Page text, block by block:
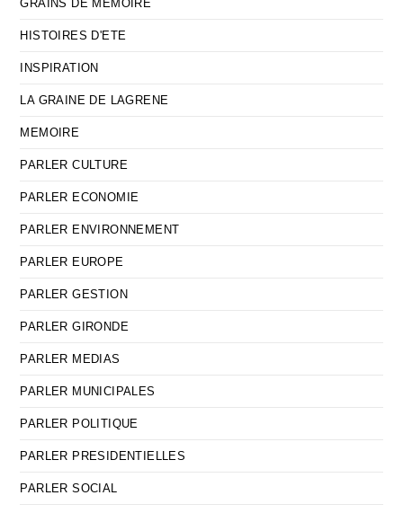
GRAINS DE MEMOIRE
HISTOIRES D'ETE
INSPIRATION
LA GRAINE DE LAGRENE
MEMOIRE
PARLER CULTURE
PARLER ECONOMIE
PARLER ENVIRONNEMENT
PARLER EUROPE
PARLER GESTION
PARLER GIRONDE
PARLER MEDIAS
PARLER MUNICIPALES
PARLER POLITIQUE
PARLER PRESIDENTIELLES
PARLER SOCIAL